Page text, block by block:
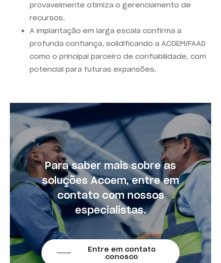
provavelmente otimiza o gerenciamento de
recursos.
A implantação em larga escala confirma a
profunda confiança, solidificando a ACOEM/FAAD
como o principal parceiro de confiabilidade, com
potencial para futuras expansões.
Para saber mais sobre as
soluções Acoem, entre em
contato com nossos
especialistas.
Entre em contato
conosco